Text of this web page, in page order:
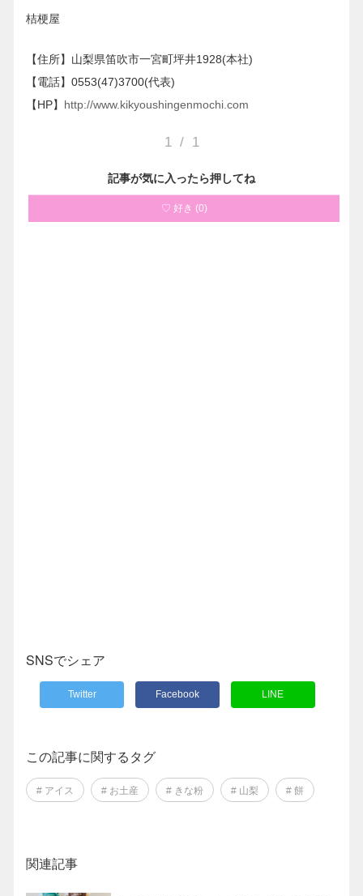
桔梗屋
【住所】山梨県笛吹市一宮町坪井1928(本社)
【電話】0553(47)3700(代表)
【HP】 http://www.kikyoushingenmochi.com
1 / 1
記事が気に入ったら押してね
♡ 好き (0)
SNSでシェア
Twitter Facebook LINE
この記事に関するタグ
# アイス # お土産 # きな粉 # 山梨 # 餅
関連記事